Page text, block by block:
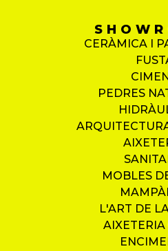
CERÀMICA I
PEDRES
MOBLES
L'ART DE